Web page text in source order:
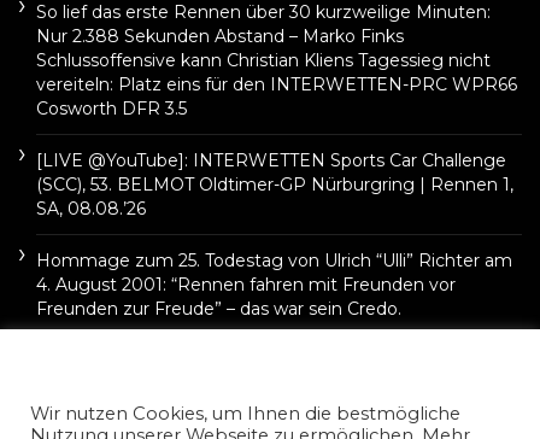
So lief das erste Rennen über 30 kurzweilige Minuten:
Nur 2.388 Sekunden Abstand – Marko Finks
Schlussoffensive kann Christian Kliens Tagessieg nicht
vereiteln: Platz eins für den INTERWETTEN-PRC WPR66
Cosworth DFR 3.5
[LIVE @YouTube]: INTERWETTEN Sports Car Challenge
(SCC), 53. BELMOT Oldtimer-GP Nürburgring | Rennen 1,
SA, 08.08.’26
Hommage zum 25. Todestag von Ulrich “Ulli” Richter am
4. August 2001: “Rennen fahren mit Freunden vor
Freunden zur Freude” – das war sein Credo.
Wir nutzen Cookies, um Ihnen die bestmögliche